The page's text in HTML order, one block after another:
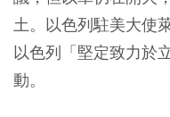
土。以色列駐美大使
以色列「堅定致力於
動。